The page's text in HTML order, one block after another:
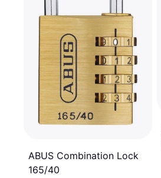
ABUS Combination Lock
165/40